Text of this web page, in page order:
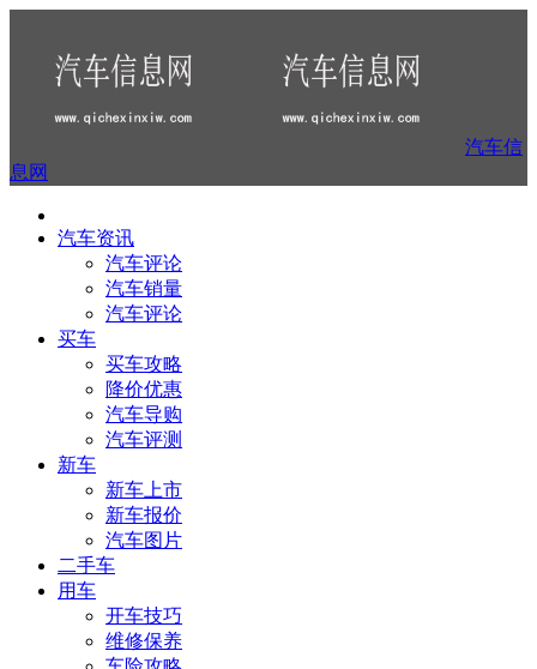
汽车信
息网
汽车资讯
汽车评论
汽车销量
汽车评论
买车
买车攻略
降价优惠
汽车导购
汽车评测
新车
新车上市
新车报价
汽车图片
二手车
用车
开车技巧
维修保养